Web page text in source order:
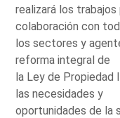
realizará los trabajos
colaboración con
los sectores y
reforma integral de
la Ley de Propiedad
las necesidades y
oportunidades de la